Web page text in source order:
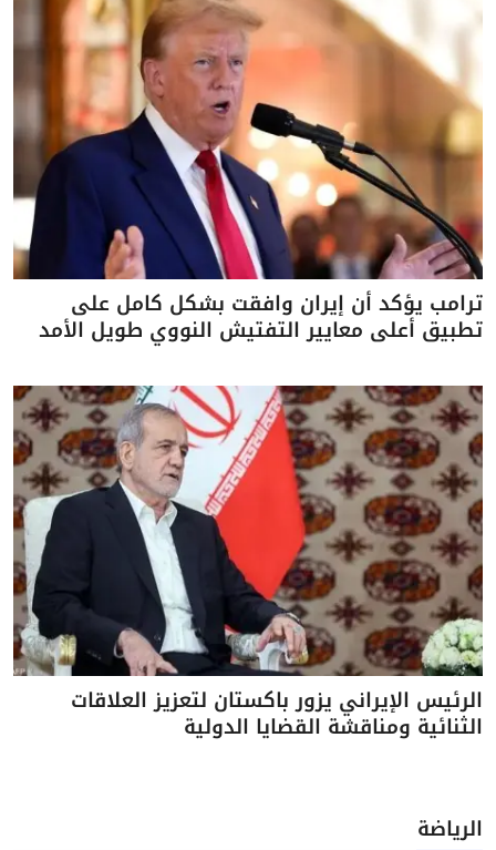
ترامب يؤكد أن إيران وافقت بشكل كامل على
تطبيق أعلى معايير التفتيش النووي طويل الأمد
الرئيس الإيراني يزور باكستان لتعزيز العلاقات
الثنائية ومناقشة القضايا الدولية
الرياضة